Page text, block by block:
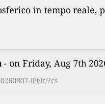
in tempo reale,
- on Friday, Aug 7th
09/it/?cs